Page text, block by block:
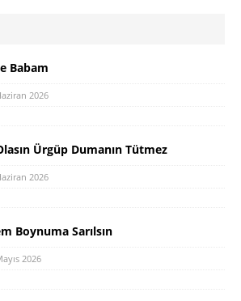
Babam
2026
Ürgüp Dumanın Tütmez
2026
Boynuma Sarılsın
2026